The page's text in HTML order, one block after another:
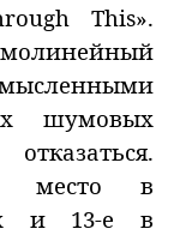
This».
шумовых
е место в
и 13-е в